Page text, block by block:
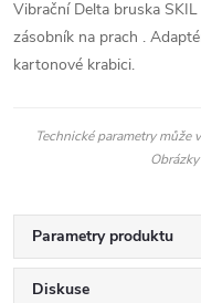
Vibrační Delta bruska
zásobník na prach .
kartonové krabici.
Technické parametry
Parametry produktu
Diskuse